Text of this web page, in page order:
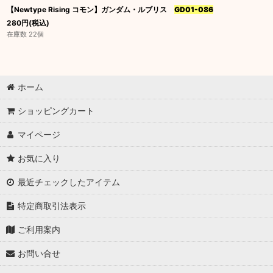
【Newtype Rising コモン】ガンダム・ルブリス GD01-086
280円(税込)
在庫数 22個
ホーム
ショッピングカート
マイページ
お気に入り
最近チェックしたアイテム
特定商取引法表示
ご利用案内
お問い合せ